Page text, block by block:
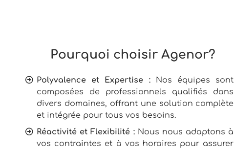
Pourquoi choisir Agenor?
Polyvalence et Expertise :Nos équipes sont
composées de professionnels qualifiés dans
divers domaines, offrant une solution complète
et intégrée pour tous vos besoins.
Réactivité et Flexibilité :Nous nous adaptons à
vos contraintes et à vos horaires pour assurer